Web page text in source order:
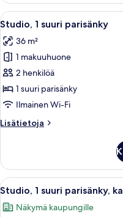
parisänkyä
Avaa
kaikki
huonetyypin
Studio,
1
suuri
parisänky
8
Studio, 1 suuri parisänky
36 m²
1 makuuhuone
2 henkilöä
1 suuri parisänky
Ilmainen Wi-Fi
Lisätietoja
Lisätietoja
suuri
parisänky
Avaa
kaikki
huonetyypin
10
Studio, 1 suuri parisänky,
Näkymä kaupungille